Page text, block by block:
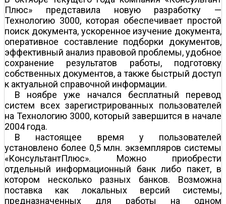
Плюс» представила новую разработку —
Технологию 3000, которая обеспечивает простой
поиск документа, ускоренное изучение документа,
оперативное составление подборки документов,
эффективный анализ правовой проблемы, удобное
сохранение результатов работы, подготовку
собственных документов, а также быстрый доступ
к актуальной справочной информации.
В ноябре уже начался бесплатный перевод
систем всех зарегистрированных пользователей
на Технологию 3000, который завершится в начале
2004 года.
В настоящее время у пользователей
установлено более 0,5 млн. экземпляров системы
«КонсультантПлюс». Можно приобрести
отдельный информационный банк либо пакет, в
котором несколько разных банков. Возможна
поставка как локальных версий системы,
предназначенных для работы на одном